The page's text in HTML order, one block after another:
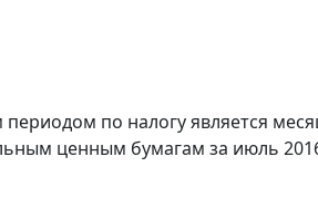
по налогу является
ценным бумагам за июль